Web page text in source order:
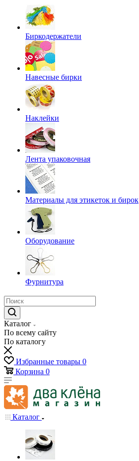
Биркодержатели
Навесные бирки
Наклейки
Лента упаковочная
Материалы для этикеток и бирок
Оборудование
Фурнитура
Каталог
По всему сайту
По каталогу
Избранные товары 0
Корзина 0
Каталог